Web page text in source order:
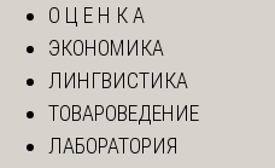
О Ц Е Н К А
ЭКОНОМИКА
ЛИНГВИСТИКА
ТОВАРОВЕДЕНИЕ
ЛАБОРАТОРИЯ